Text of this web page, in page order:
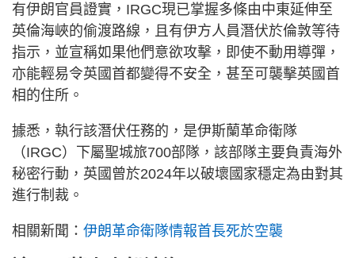
有伊朗官員證實，IRGC現已掌握多條由中東延伸至
英倫海峽的偷渡路線，且有伊方人員潛伏於倫敦等待
指示，並宣稱如果他們意欲攻擊，即使不動用導彈，
亦能輕易令英國首都變得不安全，甚至可襲擊英國首
相的住所。
據悉，執行該潛伏任務的，是伊斯蘭革命衛隊
（IRGC）下屬聖城旅700部隊，該部隊主要負責海外
秘密行動，英國曾於2024年以破壞國家穩定為由對其
進行制裁。
相關新聞： 伊朗革命衛隊情報首長死於空襲